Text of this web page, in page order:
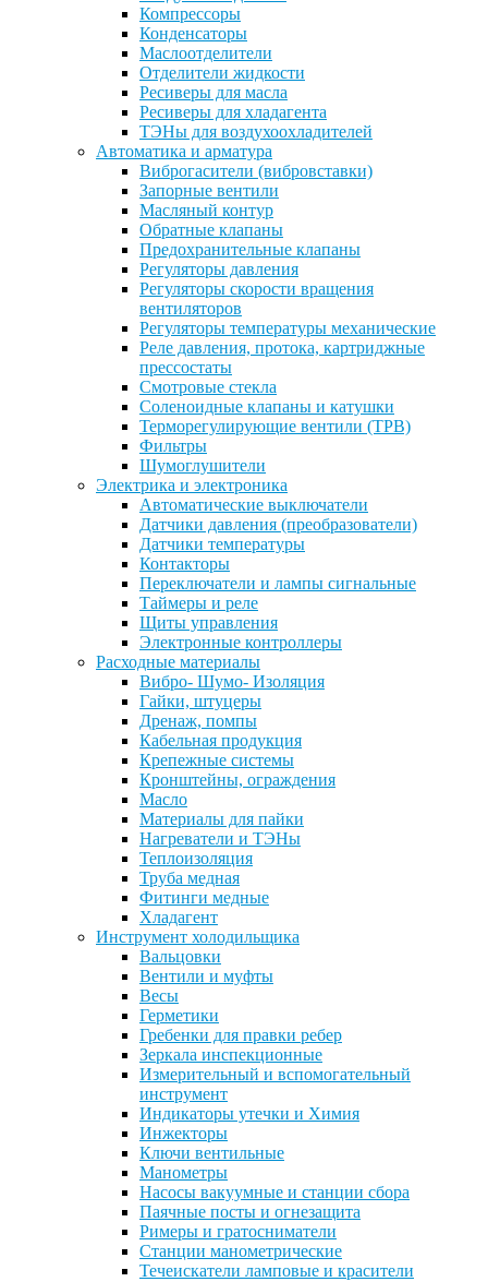
Компрессоры
Конденсаторы
Маслоотделители
Отделители жидкости
Ресиверы для масла
Ресиверы для хладагента
ТЭНы для воздухоохладителей
Автоматика и арматура
Виброгасители (вибровставки)
Запорные вентили
Масляный контур
Обратные клапаны
Предохранительные клапаны
Регуляторы давления
Регуляторы скорости вращения
вентиляторов
Регуляторы температуры механические
Реле давления, протока, картриджные
прессостаты
Смотровые стекла
Соленоидные клапаны и катушки
Терморегулирующие вентили (ТРВ)
Фильтры
Шумоглушители
Электрика и электроника
Автоматические выключатели
Датчики давления (преобразователи)
Датчики температуры
Контакторы
Переключатели и лампы сигнальные
Таймеры и реле
Щиты управления
Электронные контроллеры
Расходные материалы
Вибро- Шумо- Изоляция
Гайки, штуцеры
Дренаж, помпы
Кабельная продукция
Крепежные системы
Кронштейны, ограждения
Масло
Материалы для пайки
Нагреватели и ТЭНы
Теплоизоляция
Труба медная
Фитинги медные
Хладагент
Инструмент холодильщика
Вальцовки
Вентили и муфты
Весы
Герметики
Гребенки для правки ребер
Зеркала инспекционные
Измерительный и вспомогательный
инструмент
Индикаторы утечки и Химия
Инжекторы
Ключи вентильные
Манометры
Насосы вакуумные и станции сбора
Паячные посты и огнезащита
Римеры и гратосниматели
Станции манометрические
Течеискатели ламповые и красители